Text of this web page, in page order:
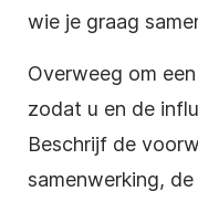
wie je graag
Overweeg om
zodat u en de
Beschrijf de
samenwerking,